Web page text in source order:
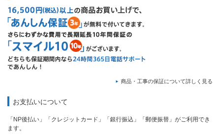
商品・工事の保証について詳しく見る
お支払いについて
「NP後払い」「クレジットカード」「銀行振込」「郵便振替」がご利用でき
ます。